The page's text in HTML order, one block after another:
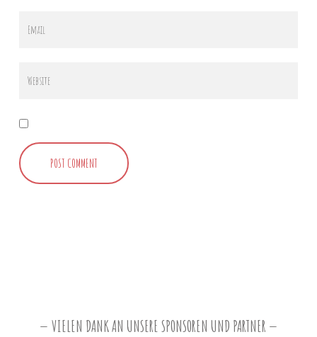
VIELEN DANK AN UNSERE SPONSOREN UND PARTNER